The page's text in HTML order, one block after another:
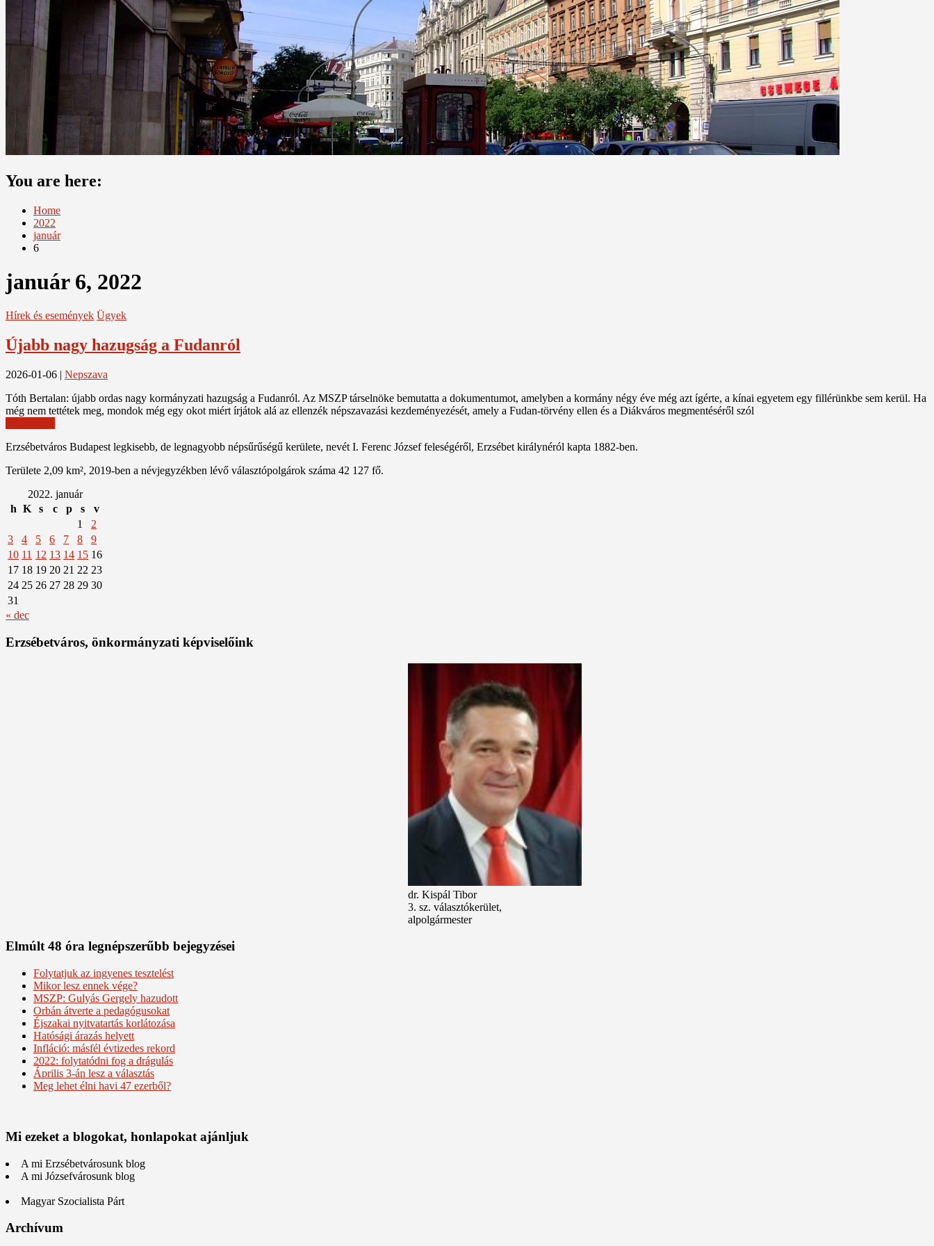
You are here:
Home
2022
január
6
január 6, 2022
Hírek és események Ügyek
Újabb nagy hazugság a Fudanról
2026-01-06 | Nepszava
Tóth Bertalan: újabb ordas nagy kormányzati hazugság a Fudanról. Az MSZP társelnöke bemutatta a dokumentumot, amelyben a kormány négy éve még azt ígérte, a kínai egyetem egy fillérünkbe sem kerül. Ha
még nem tettétek meg, mondok még egy okot miért írjátok alá az ellenzék népszavazási kezdeményezését, amely a Fudan-törvény ellen és a Diákváros megmentéséről szól
Erzsébetváros Budapest legkisebb, de legnagyobb népsűrűségű kerülete, nevét I. Ferenc József feleségéről, Erzsébet királynéról kapta 1882-ben.
Területe 2,09 km², 2019-ben a névjegyzékben lévő választópolgárok száma 42 127 fő.
2022. január
h K s c p s
v
1
2
3
4 5 6 7 8
9
10 11 12 13 14 15 16
17 18 19 20 21 22 23
24 25 26 27 28 29 30
31
« dec
Erzsébetváros, önkormányzati képviselőink
dr. Kispál Tibor
3. sz. választókerület,
alpolgármester
Elmúlt 48 óra legnépszerűbb bejegyzései
Folytatjuk az ingyenes tesztelést
Mikor lesz ennek vége?
MSZP: Gulyás Gergely hazudott
Orbán átverte a pedagógusokat
Éjszakai nyitvatartás korlátozása
Hatósági árazás helyett
Infláció: másfél évtizedes rekord
2022: folytatódni fog a drágulás
Április 3-án lesz a választás
Meg lehet élni havi 47 ezerből?
Mi ezeket a blogokat, honlapokat ajánljuk
A mi Erzsébetvárosunk blog
A mi Józsefvárosunk blog
Magyar Szocialista Párt
Archívum